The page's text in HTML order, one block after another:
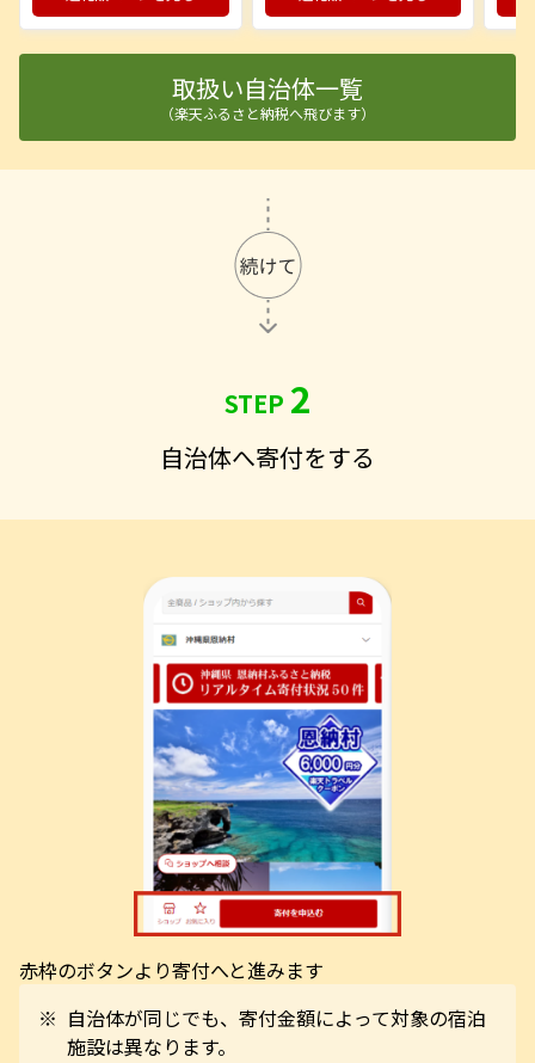
取扱い自治体一覧
（楽天ふるさと納税へ飛びます）
STEP 2
自治体へ寄付をする
赤枠のボタンより寄付へと進みます
※ 自治体が同じでも、寄付金額によって対象の宿泊
施設は異なります。